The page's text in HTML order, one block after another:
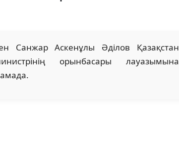
Санжар Аскенұлы Әділов Қазақстан
орынбасары лауазымына